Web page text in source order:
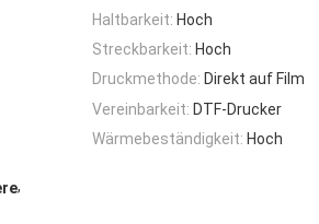
Haltbarkeit: Hoch
Streckbarkeit: Hoch
Druckmethode: Direkt auf Film
Vereinbarkeit: DTF-Drucker
Wärmebeständigkeit: Hoch
,